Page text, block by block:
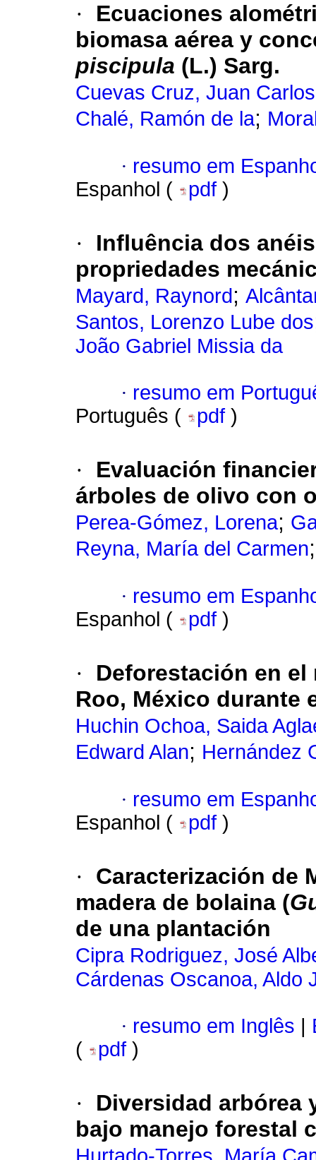
·
Ecuaciones
biomasa aérea y
piscipula (L.) Sarg.
Cuevas Cruz, Juan Carlos
Chalé, Ramón de la;
· resumo em
Espanhol (
pdf )
·
Influência dos
propriedades
Mayard, Raynord ;
Santos, Lorenzo Lube dos
João Gabriel Missia da
· resumo em
Português (
pdf )
·
Evaluación
árboles de olivo con
Perea-Gómez, Lorena;
Reyna, María del Carmen
· resumo em
Espanhol (
pdf )
·
Deforestación en
Roo, México durante
Huchin Ochoa, Saida
Edward Alan; Hernández
· resumo em
Espanhol (
pdf )
·
Caracterización de
madera de bolaina (
de una plantación
Cipra Rodriguez, José
Cárdenas Oscanoa, Aldo
· resumo em Inglês
(
pdf )
·
Diversidad arbórea
bajo manejo forestal